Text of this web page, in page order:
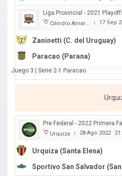
Liga Provincial - 2021
Cilindro Amarillo | 17 Sep
Zaninetti (C. del Uruguay)
Paracao (Parana)
Juego 3 | Serie 2-1 Paracao
Pre Federal - 2022 Primera
Urquiza | 28 Ago 2022
Urquiza (Santa Elena)
Sportivo San Salvador